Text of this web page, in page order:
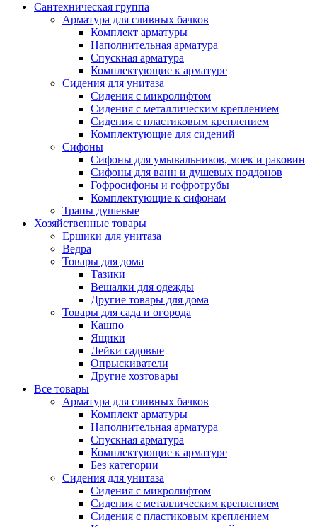
Сантехническая группа
Арматура для сливных бачков
Комплект арматуры
Наполнительная арматура
Спускная арматура
Комплектующие к арматуре
Сидения для унитаза
Сидения с микролифтом
Сидения с металлическим креплением
Сидения с пластиковым креплением
Комплектующие для сидений
Сифоны
Сифоны для умывальников, моек и раковин
Сифоны для ванн и душевых поддонов
Гофросифоны и гофротрубы
Комплектующие к сифонам
Трапы душевые
Хозяйственные товары
Ершики для унитаза
Ведра
Товары для дома
Тазики
Вешалки для одежды
Другие товары для дома
Товары для сада и огорода
Кашпо
Ящики
Лейки садовые
Опрыскиватели
Другие хозтовары
Все товары
Арматура для сливных бачков
Комплект арматуры
Наполнительная арматура
Спускная арматура
Комплектующие к арматуре
Без категории
Сидения для унитаза
Сидения с микролифтом
Сидения с металлическим креплением
Сидения с пластиковым креплением